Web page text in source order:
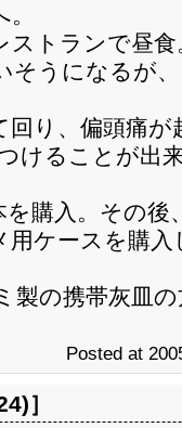
ストランで昼
そうになるが
回り、偏頭痛
けることが出
を購入。その
ケースを購入
製の携帯灰皿
Posted at
］